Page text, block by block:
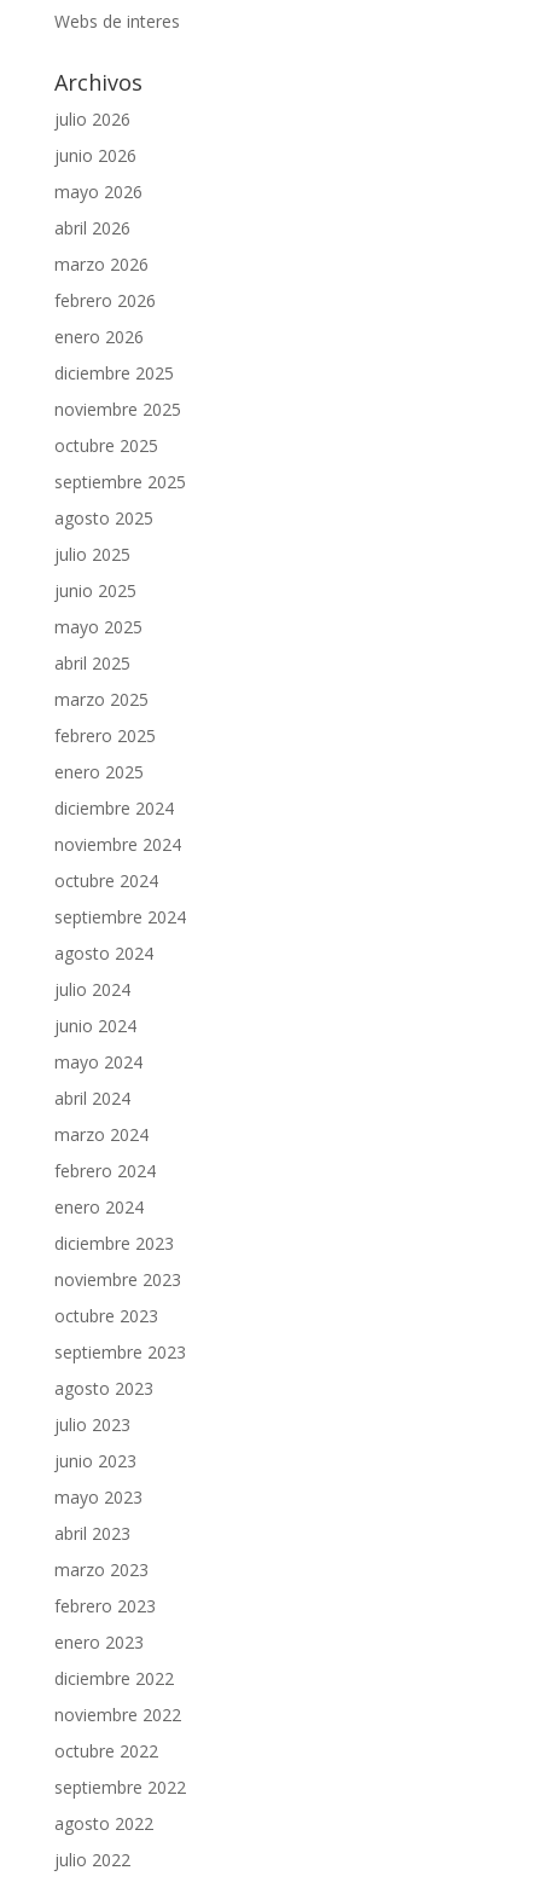
Webs de interes
Archivos
julio 2026
junio 2026
mayo 2026
abril 2026
marzo 2026
febrero 2026
enero 2026
diciembre 2025
noviembre 2025
octubre 2025
septiembre 2025
agosto 2025
julio 2025
junio 2025
mayo 2025
abril 2025
marzo 2025
febrero 2025
enero 2025
diciembre 2024
noviembre 2024
octubre 2024
septiembre 2024
agosto 2024
julio 2024
junio 2024
mayo 2024
abril 2024
marzo 2024
febrero 2024
enero 2024
diciembre 2023
noviembre 2023
octubre 2023
septiembre 2023
agosto 2023
julio 2023
junio 2023
mayo 2023
abril 2023
marzo 2023
febrero 2023
enero 2023
diciembre 2022
noviembre 2022
octubre 2022
septiembre 2022
agosto 2022
julio 2022